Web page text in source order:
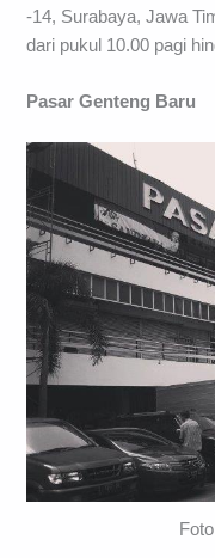
-14, Surabaya, Jawa
dari pukul 10.00 pagi
Pasar Genteng Baru